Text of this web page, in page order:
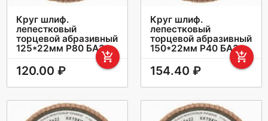
Круг шлиф.
лепестковый
торцевой абразивный
125*22мм Р80 БАЗ
add_shopping_cart
120.00 ₽
Круг шлиф.
лепестковый
торцевой абразивный
150*22мм Р40 БАЗ
add_shopping_cart
154.40 ₽